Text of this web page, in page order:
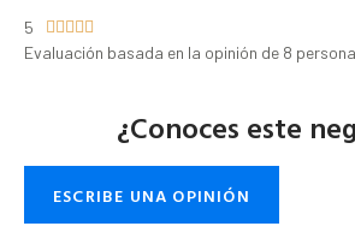
5     
Evaluación basada en la opinión de 8
¿Conoces este
ESCRIBE UNA OPINIÓN